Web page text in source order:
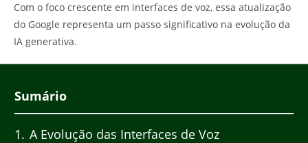
Com o foco crescente em interfaces de voz, essa atualização
do Google representa um passo significativo na evolução da
IA generativa.
Sumário
1
A Evolução das Interfaces de Voz